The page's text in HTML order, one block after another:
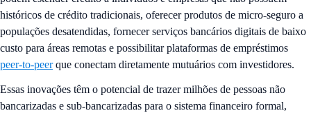
históricos de crédito tradicionais, oferecer produtos de micro-seguro a
populações desatendidas, fornecer serviços bancários digitais de baixo
custo para áreas remotas e possibilitar plataformas de empréstimos
peer-to-peerque conectam diretamente mutuários com investidores.
Essas inovações têm o potencial de trazer milhões de pessoas não
bancarizadas e sub-bancarizadas para o sistema financeiro formal,